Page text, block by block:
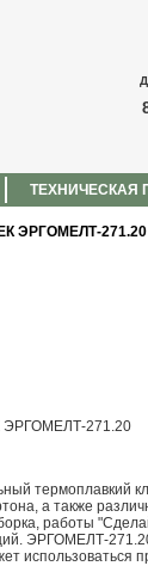
ТЕХНИЧЕСКАЯ
ЭРГОМЕЛТ-271.20
термоплавкий
а также
работы
ЭРГОМЕЛТ-
использоваться